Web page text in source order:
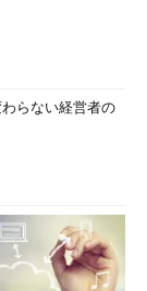
らない経営者の